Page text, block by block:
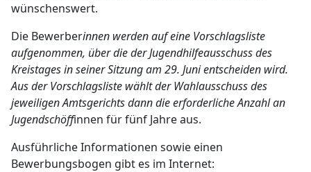
wünschenswert.
Die Bewerberinnen werden auf eine Vorschlagsliste
aufgenommen, über die der Jugendhilfeausschuss des
Kreistages in seiner Sitzung am 29. Juni entscheiden wird.
Aus der Vorschlagsliste wählt der Wahlausschuss des
jeweiligen Amtsgerichts dann die erforderliche Anzahl an
Jugendschöffinnen für fünf Jahre aus.
Ausführliche Informationen sowie einen
Bewerbungsbogen gibt es im Internet: